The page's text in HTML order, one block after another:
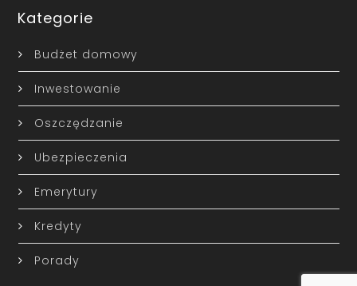
Kategorie
Budżet domowy
Inwestowanie
Oszczędzanie
Ubezpieczenia
Emerytury
Kredyty
Porady